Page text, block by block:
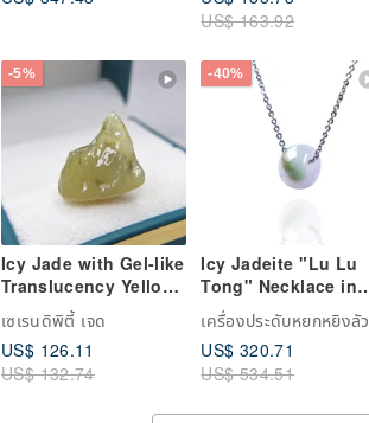
US$ 163.92
-5%
Icy Jade with Gel-like
Translucency Yellow
Jade Rough Stone
"Wu Shi Pai" Pendant
| Natural Burmese
Jadeite (A-grade)
เซเรนดิพิตี้ เจด
US$ 126.11
US$ 132.74
-40%
Icy Jadeite "Lu Lu
Tong" Necklace in
Three Colors |
Natural Burmese
Type A Jadeite | A
Gift for All
เครื่องประดับหยกหยิงลัว
US$ 320.71
US$ 534.51